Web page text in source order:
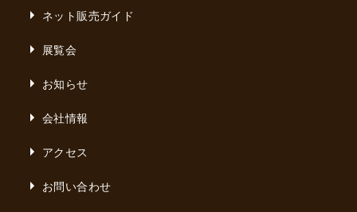
ネット販売ガイド
展覧会
お知らせ
会社情報
アクセス
お問い合わせ